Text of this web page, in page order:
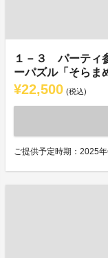
１－３ パーティ
ーパズル「そらま
¥22,500 (税込)
ご提供予定時期：2025